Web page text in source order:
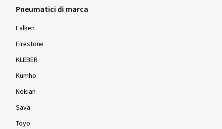
Pneumatici di marca
Falken
Firestone
KLEBER
Kumho
Nokian
Sava
Toyo